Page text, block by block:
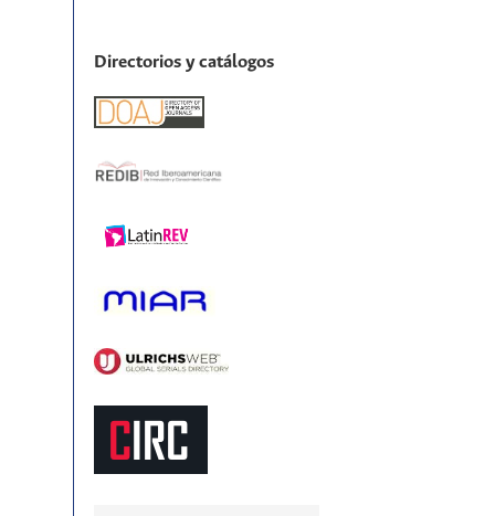
Directorios y catálogos